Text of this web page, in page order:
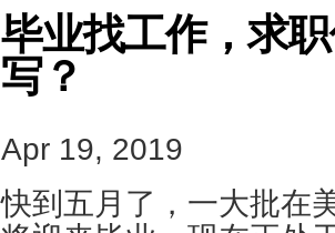
毕业找工作，求
写？
Apr 19, 2019
快到五月了，一大批在